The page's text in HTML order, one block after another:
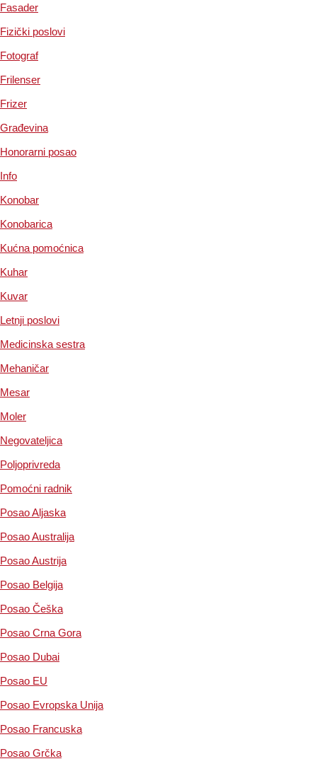
Fasader
Fizički poslovi
Fotograf
Frilenser
Frizer
Građevina
Honorarni posao
Info
Konobar
Konobarica
Kućna pomoćnica
Kuhar
Kuvar
Letnji poslovi
Medicinska sestra
Mehaničar
Mesar
Moler
Negovateljica
Poljoprivreda
Pomoćni radnik
Posao Aljaska
Posao Australija
Posao Austrija
Posao Belgija
Posao Češka
Posao Crna Gora
Posao Dubai
Posao EU
Posao Evropska Unija
Posao Francuska
Posao Grčka